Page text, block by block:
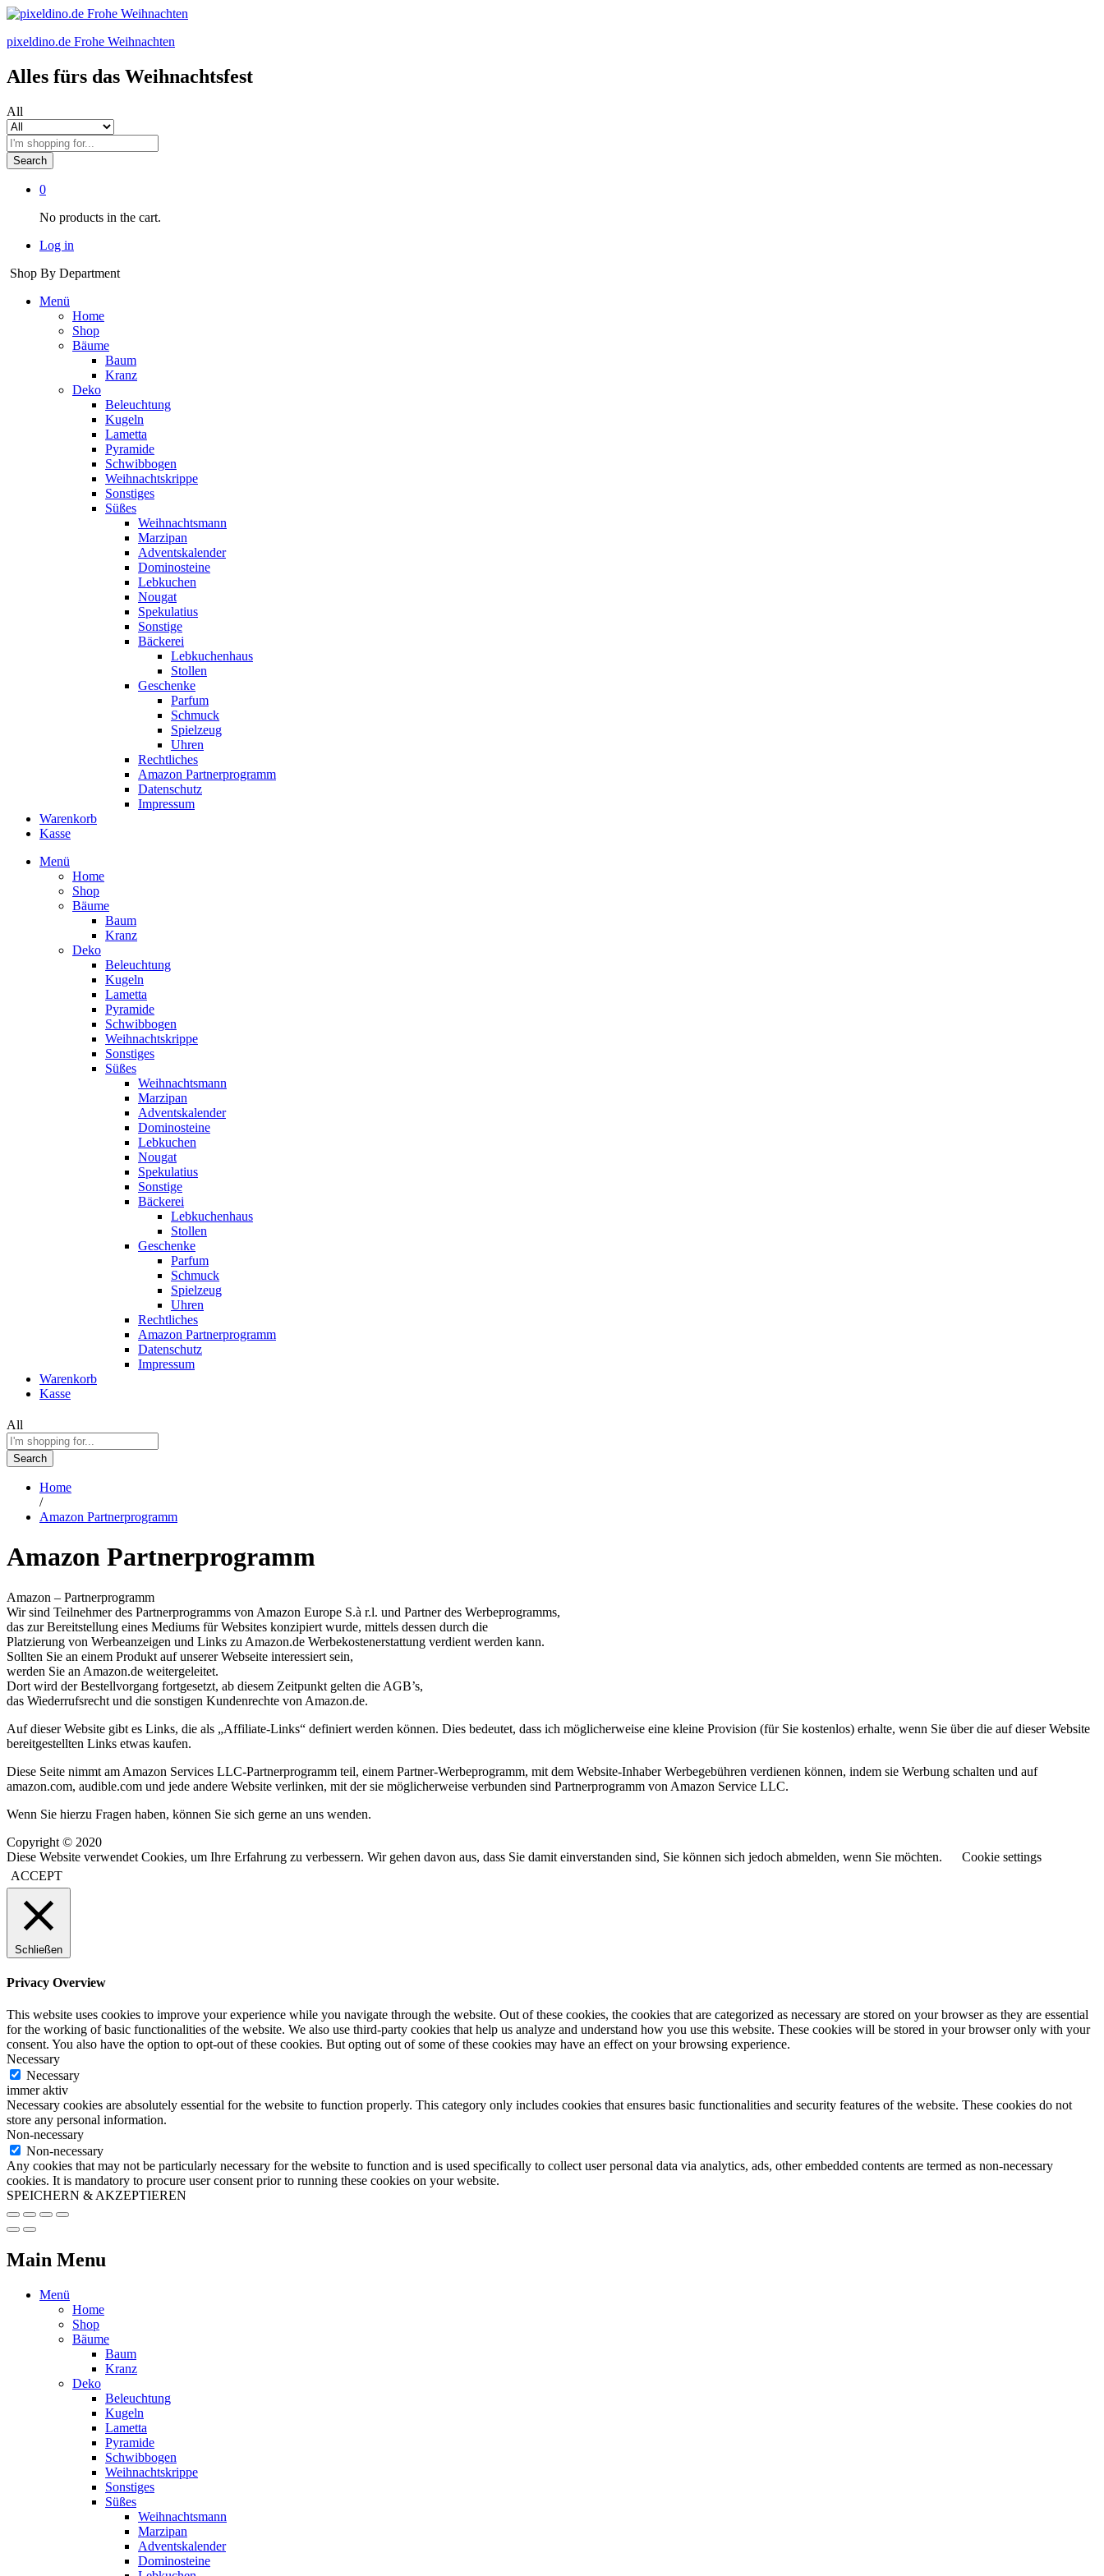
pixeldino.de Frohe Weihnachten
Alles fürs das Weihnachtsfest
All
Search
0
No products in the cart.
Log in
Shop By Department
Menü
Home
Shop
Bäume
Baum
Kranz
Deko
Beleuchtung
Kugeln
Lametta
Pyramide
Schwibbogen
Weihnachtskrippe
Sonstiges
Süßes
Weihnachtsmann
Marzipan
Adventskalender
Dominosteine
Lebkuchen
Nougat
Spekulatius
Sonstige
Bäckerei
Lebkuchenhaus
Stollen
Geschenke
Parfum
Schmuck
Spielzeug
Uhren
Rechtliches
Amazon Partnerprogramm
Datenschutz
Impressum
Warenkorb
Kasse
Menü
Home
Shop
Bäume
Baum
Kranz
Deko
Beleuchtung
Kugeln
Lametta
Pyramide
Schwibbogen
Weihnachtskrippe
Sonstiges
Süßes
Weihnachtsmann
Marzipan
Adventskalender
Dominosteine
Lebkuchen
Nougat
Spekulatius
Sonstige
Bäckerei
Lebkuchenhaus
Stollen
Geschenke
Parfum
Schmuck
Spielzeug
Uhren
Rechtliches
Amazon Partnerprogramm
Datenschutz
Impressum
Warenkorb
Kasse
All
Search
Home
/
Amazon Partnerprogramm
Amazon Partnerprogramm
Amazon – Partnerprogramm
Wir sind Teilnehmer des Partnerprogramms von Amazon Europe S.à r.l. und Partner des Werbeprogramms,
das zur Bereitstellung eines Mediums für Websites konzipiert wurde, mittels dessen durch die
Platzierung von Werbeanzeigen und Links zu Amazon.de Werbekostenerstattung verdient werden kann.
Sollten Sie an einem Produkt auf unserer Webseite interessiert sein,
werden Sie an Amazon.de weitergeleitet.
Dort wird der Bestellvorgang fortgesetzt, ab diesem Zeitpunkt gelten die AGB’s,
das Wiederrufsrecht und die sonstigen Kundenrechte von Amazon.de.
Auf dieser Website gibt es Links, die als „Affiliate-Links“ definiert werden können. Dies bedeutet, dass ich möglicherweise eine kleine Provision (für Sie kostenlos) erhalte, wenn Sie über die auf dieser Website
bereitgestellten Links etwas kaufen.
Diese Seite nimmt am Amazon Services LLC-Partnerprogramm teil, einem Partner-Werbeprogramm, mit dem Website-Inhaber Werbegebühren verdienen können, indem sie Werbung schalten und auf
amazon.com, audible.com und jede andere Website verlinken, mit der sie möglicherweise verbunden sind Partnerprogramm von Amazon Service LLC.
Wenn Sie hierzu Fragen haben, können Sie sich gerne an uns wenden.
Copyright © 2020
Diese Website verwendet Cookies, um Ihre Erfahrung zu verbessern. Wir gehen davon aus, dass Sie damit einverstanden sind, Sie können sich jedoch abmelden, wenn Sie möchten.
Cookie settings
ACCEPT
Schließen
Privacy Overview
This website uses cookies to improve your experience while you navigate through the website. Out of these cookies, the cookies that are categorized as necessary are stored on your browser as they are essential
for the working of basic functionalities of the website. We also use third-party cookies that help us analyze and understand how you use this website. These cookies will be stored in your browser only with your
consent. You also have the option to opt-out of these cookies. But opting out of some of these cookies may have an effect on your browsing experience.
Necessary
Necessary
immer aktiv
Necessary cookies are absolutely essential for the website to function properly. This category only includes cookies that ensures basic functionalities and security features of the website. These cookies do not
store any personal information.
Non-necessary
Non-necessary
Any cookies that may not be particularly necessary for the website to function and is used specifically to collect user personal data via analytics, ads, other embedded contents are termed as non-necessary
cookies. It is mandatory to procure user consent prior to running these cookies on your website.
SPEICHERN & AKZEPTIEREN
Main Menu
Menü
Home
Shop
Bäume
Baum
Kranz
Deko
Beleuchtung
Kugeln
Lametta
Pyramide
Schwibbogen
Weihnachtskrippe
Sonstiges
Süßes
Weihnachtsmann
Marzipan
Adventskalender
Dominosteine